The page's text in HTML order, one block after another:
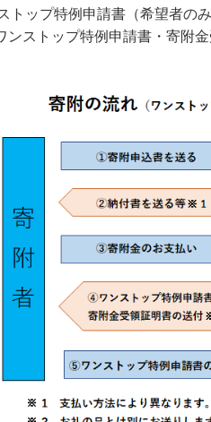
ップ特例申請書（希望者の
ストップ特例申請書・寄附金